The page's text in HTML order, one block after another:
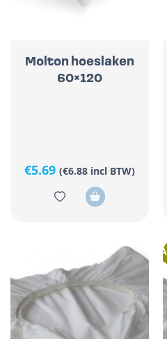
Molton hoeslaken
60×120
€5.69 (€6.88 incl BTW)